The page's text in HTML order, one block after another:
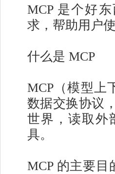
MCP 是个好
求，帮助用户
什么是 MCP
MCP（模型上
数据交换协议
世界，读取外
具。
MCP 的主要